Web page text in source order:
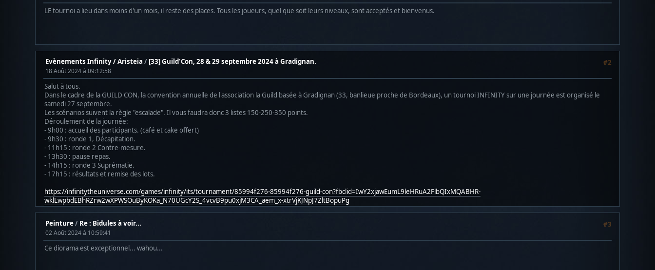
LE tournoi a lieu dans moins d'un mois, il reste des places. Tous les joueurs, quel que soit leurs niveaux, sont acceptés et bienvenus.
#2
Evènements Infinity / Aristeia / [33] Guild'Con, 28 & 29 septembre 2024 à Gradignan.
18 Août 2024 à 09:12:58
Salut à tous.
Dans le cadre de la GUILD'CON, la convention annuelle de l'association la Guild basée à Gradignan (33, banlieue proche de Bordeaux), un tournoi INFINITY sur une journée est organisé le
samedi 27 septembre.
Les scénarios suivent la règle "escalade". Il vous faudra donc 3 listes 150-250-350 points.
Déroulement de la journée:
- 9h00 : accueil des participants. (café et cake offert)
- 9h30 : ronde 1, Décapitation.
- 11h15 : ronde 2 Contre-mesure.
- 13h30 : pause repas.
- 14h15 : ronde 3 Suprématie.
- 17h15 : résultats et remise des lots.
https://infinitytheuniverse.com/games/infinity/its/tournament/85994f276-85994f276-guild-con?fbclid=IwY2xjawEumL9leHRuA2FlbQIxMQABHR-
wklLwpbdEBhRZrw2wXPWSOuByKOKa_N70UGcY2S_4vcvB9pu0xjM3CA_aem_x-xtrVjKJNpJ7ZltBopuPg
#3
Peinture/ Re : Bidules à voir...
02 Août 2024 à 10:59:41
Ce diorama est exceptionnel... wahou...